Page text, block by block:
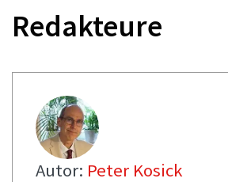
Redakteure
Autor: Peter Kosick